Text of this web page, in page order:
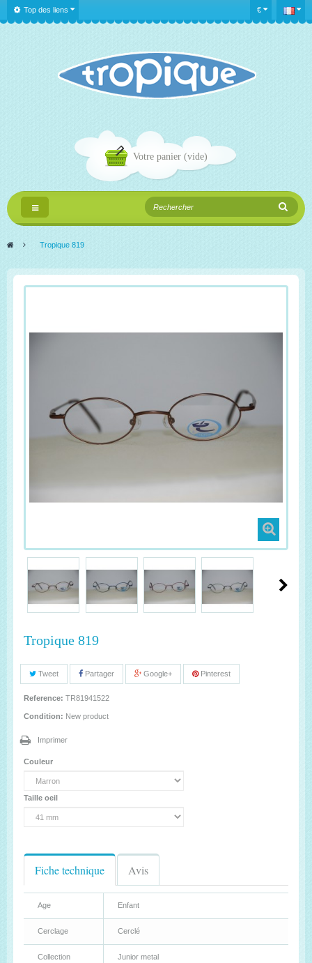
€
Top des liens
Votre panier (vide)
Navigation
bascule
> Tropique 819
Tropique 819
Tweet Partager Google+ Pinterest
Reference: TR81941522
Condition: New product
Imprimer
Couleur
Taille oeil
Fiche technique Avis
Age Enfant
Cerclage Cerclé
Collection Junior metal